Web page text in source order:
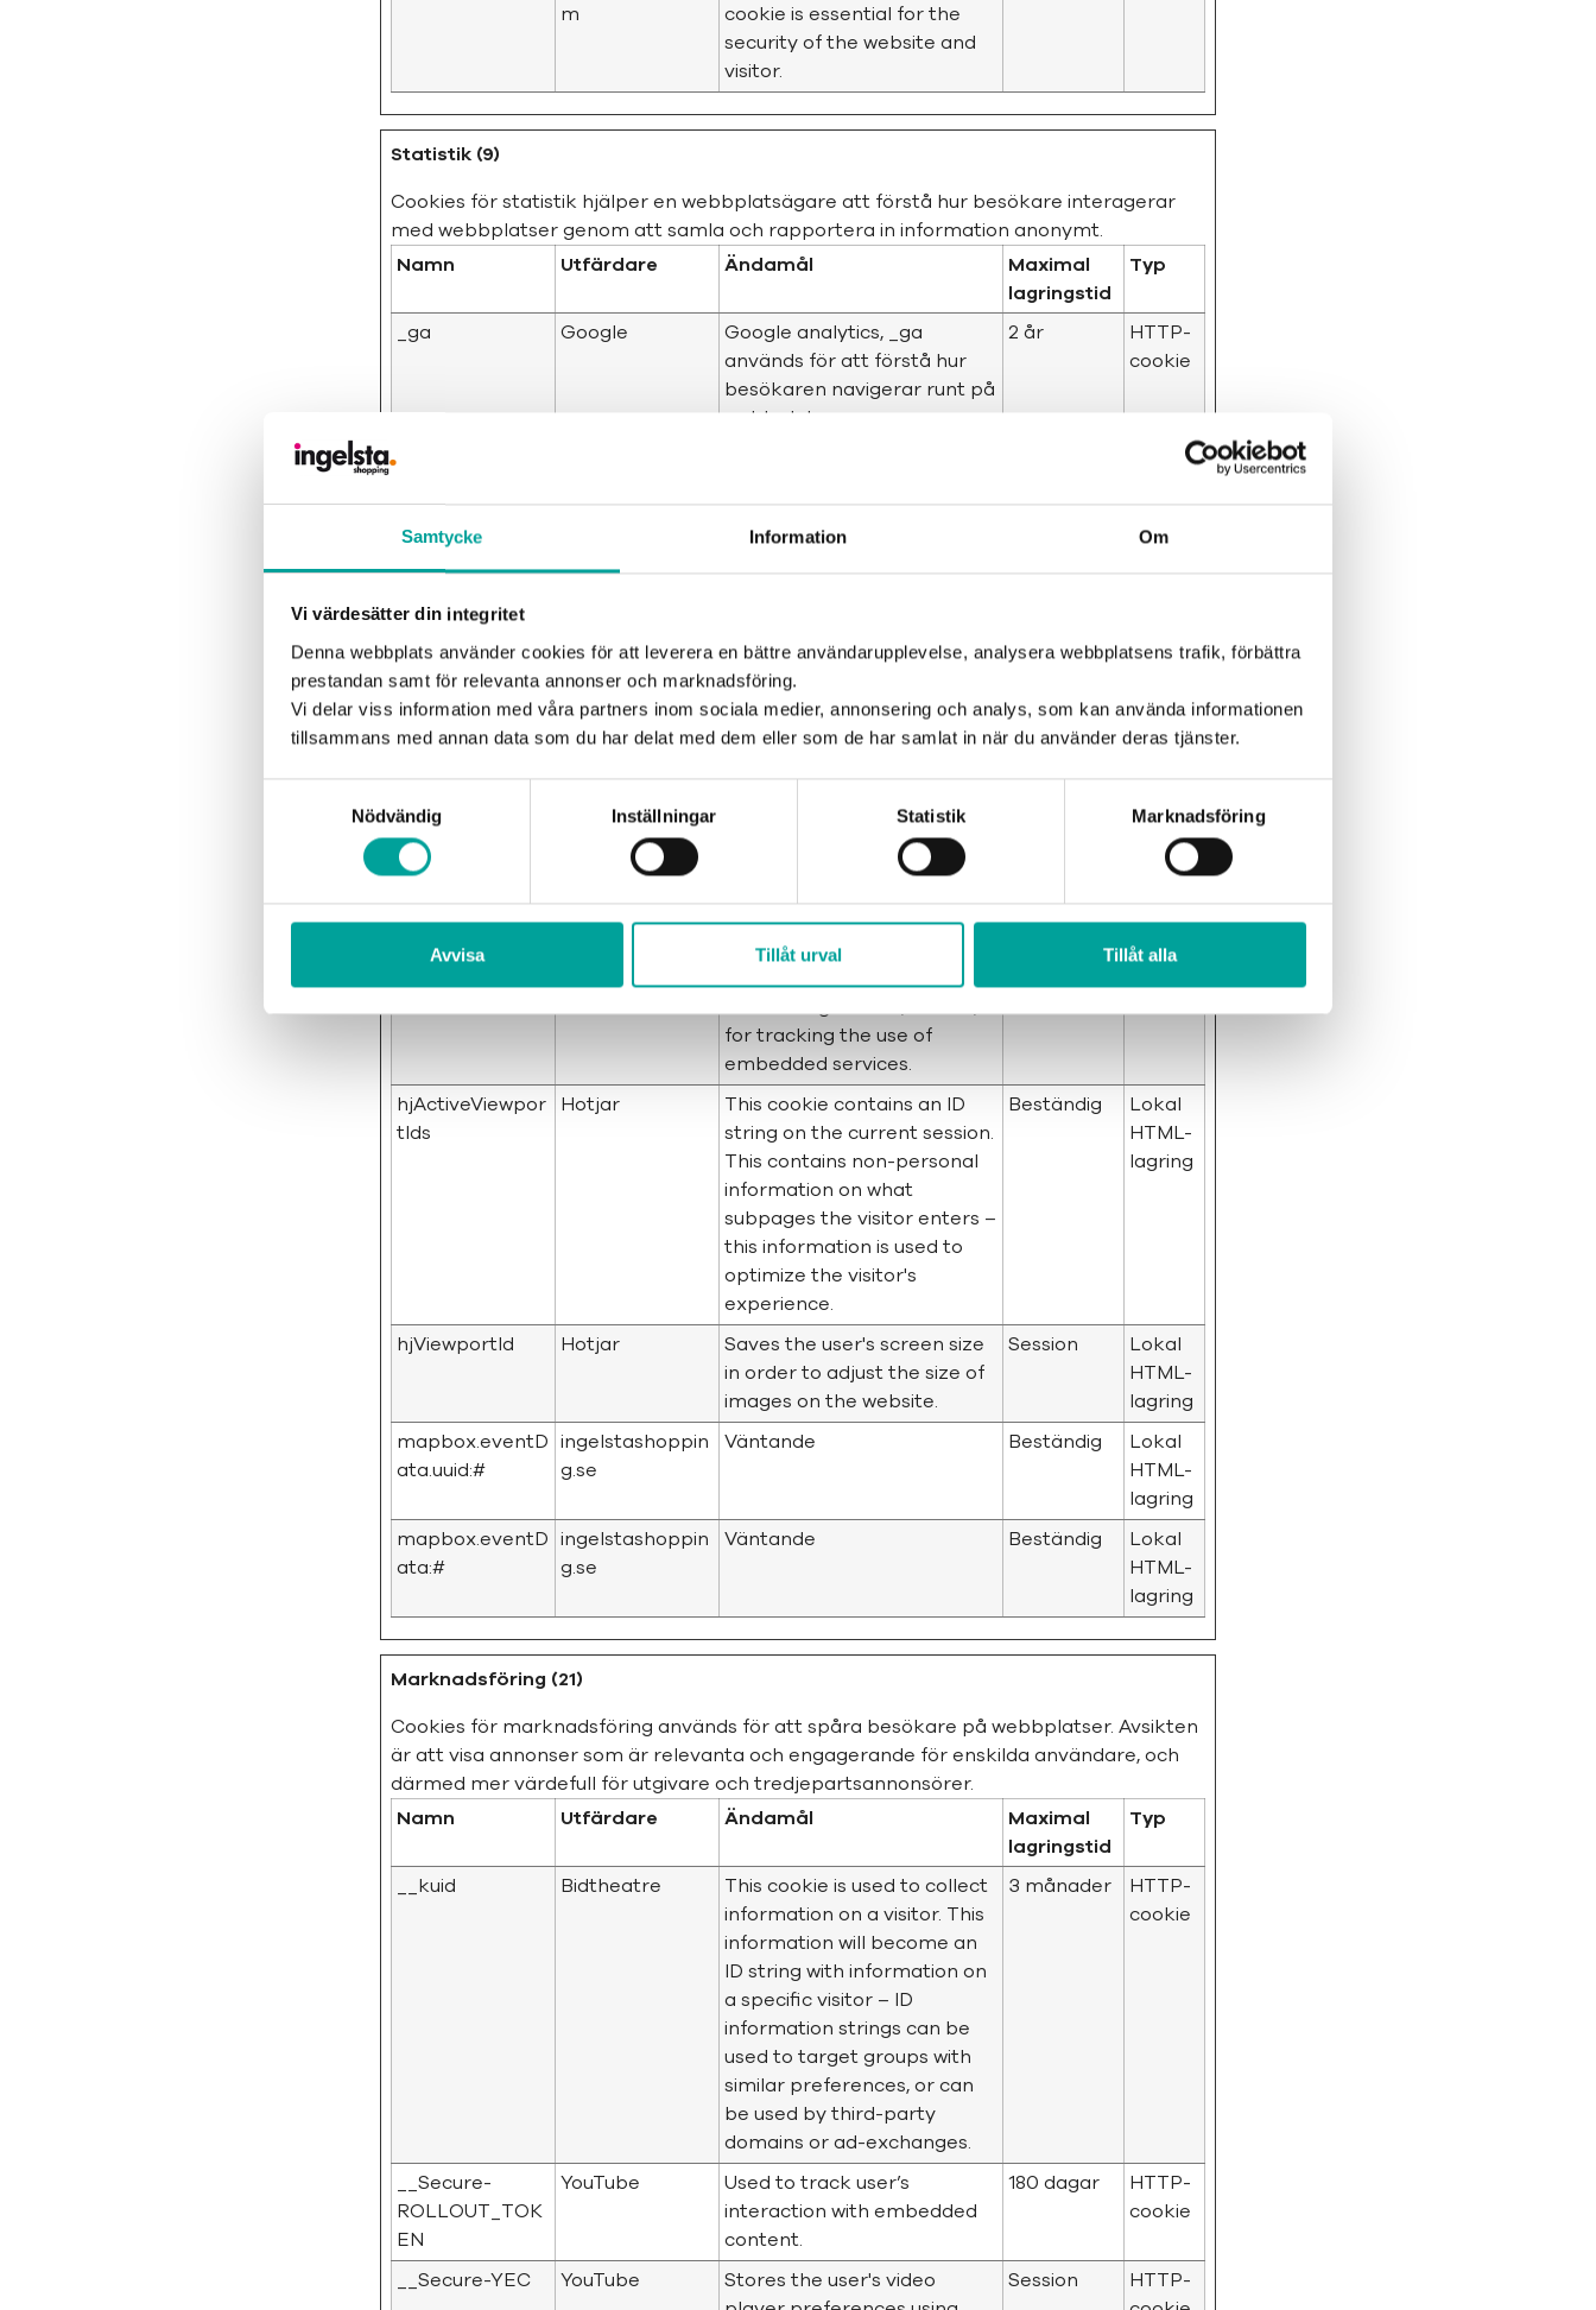
Samtycke Information Om
Vi värdesätter din integritet
Denna webbplats använder cookies för att leverera en bättre användarupplevelse, analysera webbplatsens trafik, förbättra
prestandan samt för relevanta annonser och marknadsföring.
Vi delar viss information med våra partners inom sociala medier, annonsering och analys, som kan använda informationen
tillsammans med annan data som du har delat med dem eller som de har samlat in när du använder deras tjänster.
Nödvändig
Inställningar Statistik Marknadsföring
Avvisa Tillåt urval Tillåt alla
m
cookie is essential for the
security of the website and
visitor.
Statistik (9)
Cookies för statistik hjälper en webbplatsägare att förstå hur besökare interagerar
med webbplatser genom att samla och rapportera in information anonymt.
Namn
Utfärdare Ändamål
Maximal
lagringstid
Typ
_ga Google
Google analytics, _ga
används för att förstå hur
besökaren navigerar runt på
webbplatsen
2 år
HTTP-
cookie
the visitor across devices
and marketing channels.
HTTP-
_hjSession_#
visitor's visits to the website,
such as the number of visits,
average time spent on the
website and what pages
cookie
#
visitor's visits to the website,
such as the number of visits,
average time spent on the
website and what pages
cookie
kie
TikTok
Used by the social
networking service, TikTok,
for tracking the use of
embedded services.
cookie
hjActiveViewpor
tIds
Hotjar
This cookie contains an ID
string on the current session.
This contains non-personal
information on what
subpages the visitor enters –
this information is used to
optimize the visitor's
experience.
Beständig
Lokal
HTML-
lagring
hjViewportId Hotjar
Saves the user's screen size
in order to adjust the size of
images on the website.
Session
Lokal
HTML-
lagring
mapbox.eventD
ata.uuid:#
ingelstashoppin
g.se
Väntande Beständig
Lokal
HTML-
lagring
mapbox.eventD
ata:#
ingelstashoppin
g.se
Väntande Beständig
Lokal
HTML-
lagring
Marknadsföring (21)
Cookies för marknadsföring används för att spåra besökare på webbplatser. Avsikten
är att visa annonser som är relevanta och engagerande för enskilda användare, och
därmed mer värdefull för utgivare och tredjepartsannonsörer.
Namn
Utfärdare Ändamål
Maximal
lagringstid
Typ
__kuid Bidtheatre
This cookie is used to collect
information on a visitor. This
information will become an
ID string with information on
a specific visitor – ID
information strings can be
used to target groups with
similar preferences, or can
be used by third-party
domains or ad-exchanges.
3 månader
HTTP-
cookie
__Secure-
ROLLOUT_TOK
EN
YouTube
Used to track user’s
interaction with embedded
content.
180 dagar
HTTP-
cookie
__Secure-YEC YouTube
Stores the user's video
Session
HTTP-